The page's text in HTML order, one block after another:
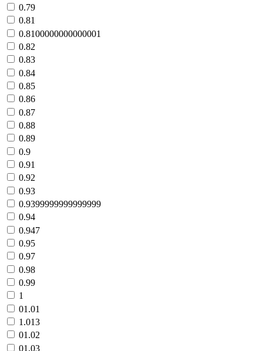
0.79
0.81
0.8100000000000001
0.82
0.83
0.84
0.85
0.86
0.87
0.88
0.89
0.9
0.91
0.92
0.93
0.9399999999999999
0.94
0.947
0.95
0.97
0.98
0.99
1
01.01
1.013
01.02
01.03